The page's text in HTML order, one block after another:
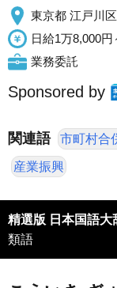
東京都 江戸川区
日給1万8,000円
業務委託
Sponsored by
関連語 市町村合
産業振興
精選版 日本国語大
類語